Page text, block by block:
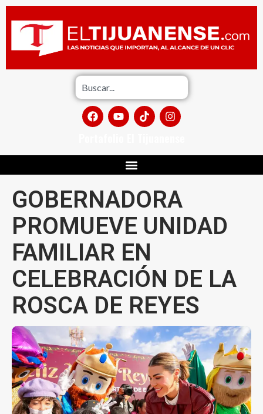
GOBERNADORA
PROMUEVE UNIDAD
FAMILIAR EN
CELEBRACIÓN DE LA
ROSCA DE REYES